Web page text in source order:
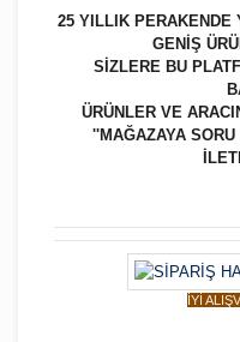
25 YILLIK PERAKENDE
GENİŞ
SİZLERE BU
ÜRÜNLER VE
''MAĞAZAYA
İYİ